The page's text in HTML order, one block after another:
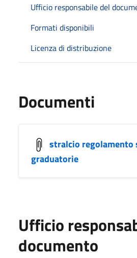
Ufficio responsabile del
Formati disponibili
Licenza di distribuzione
Documenti
stralcio regolamento
graduatorie
Ufficio
documento